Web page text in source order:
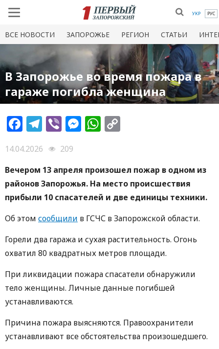
УКР РУС
ВСЕ НОВОСТИ ЗАПОРОЖЬЕ РЕГИОН СТАТЬИ
В Запорожье во время пожара в
гараже погибла женщина
Facebook
Telegram
ViberMessenger
WhatsApp
14.04.2026
209
Вечером 13 апреля произошел пожар в одном из
районов Запорожья. На место происшествия
прибыли 10 спасателей и две единицы техники.
Об этом сообщили в ГСЧС в Запорожской области.
Горели два гаража и сухая растительность. Огонь
охватил 80 квадратных метров площади.
При ликвидации пожара спасатели обнаружили
тело женщины. Личные данные погибшей
устанавливаются.
Причина пожара выясняются. Правоохранители
устанавливают все обстоятельства произошедшего.